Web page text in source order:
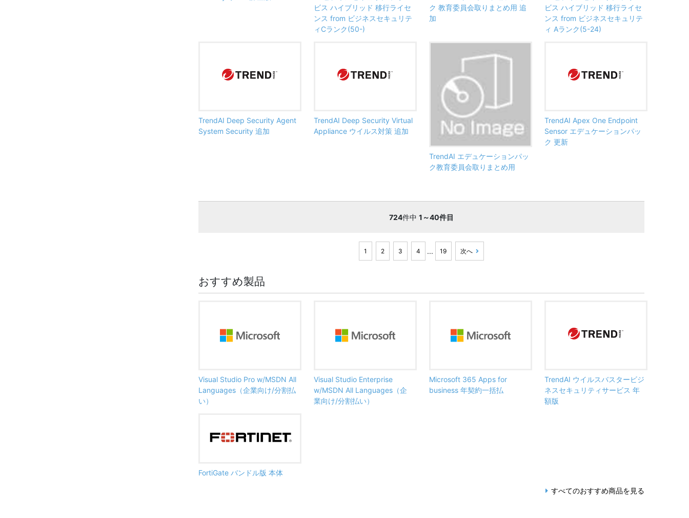
ビス ハイブリッド 移行ライセ
ンス from ビジネスセキュリテ
ィCランク(50-)
ク 教育委員会取りまとめ用 追
加
ビス ハイブリッド 移行ライセ
ンス from ビジネスセキュリテ
ィ Aランク(5-24)
TrendAI Deep Security Agent
System Security 追加
TrendAI Deep Security Virtual
Appliance ウイルス対策 追加
TrendAI エデュケーションパッ
ク教育委員会取りまとめ用
TrendAI Apex One Endpoint
Sensor エデュケーションパッ
ク 更新
724件中 1～40件目
1 2 3 4 ... 19 次へ
おすすめ製品
Visual Studio Pro w/MSDN All
Languages（企業向け/分割払
い）
Visual Studio Enterprise
w/MSDN All Languages（企
業向け/分割払い）
Microsoft 365 Apps for
business 年契約一括払
TrendAI ウイルスバスタービジ
ネスセキュリティサービス 年
額版
FortiGate バンドル版 本体
すべてのおすすめ商品を見る